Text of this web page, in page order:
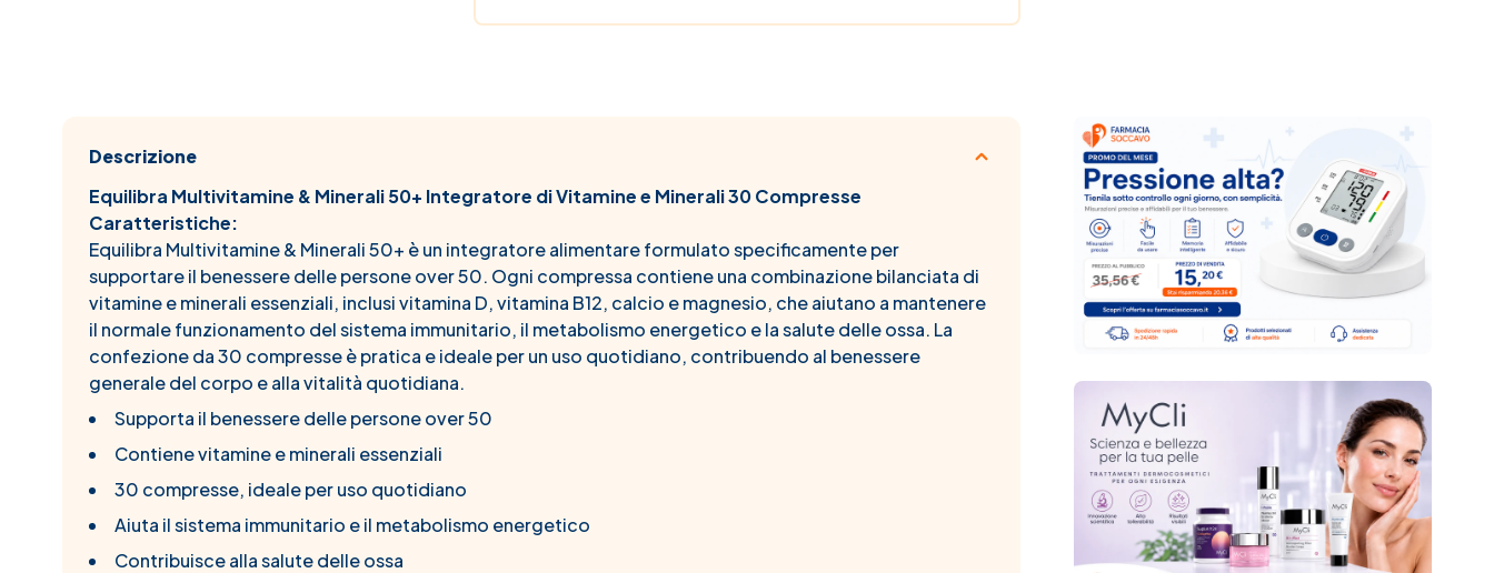
Descrizione
Equilibra Multivitamine & Minerali 50+ Integratore di Vitamine e Minerali 30 Compresse
Caratteristiche:
Equilibra Multivitamine & Minerali 50+ è un integratore alimentare formulato specificamente per
supportare il benessere delle persone over 50. Ogni compressa contiene una combinazione bilanciata di
vitamine e minerali essenziali, inclusi vitamina D, vitamina B12, calcio e magnesio, che aiutano a mantenere
il normale funzionamento del sistema immunitario, il metabolismo energetico e la salute delle ossa. La
confezione da 30 compresse è pratica e ideale per un uso quotidiano, contribuendo al benessere
generale del corpo e alla vitalità quotidiana.
Supporta il benessere delle persone over 50
Contiene vitamine e minerali essenziali
30 compresse, ideale per uso quotidiano
Aiuta il sistema immunitario e il metabolismo energetico
Contribuisce alla salute delle ossa